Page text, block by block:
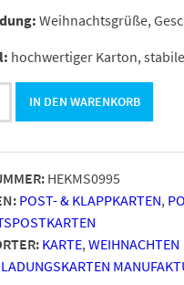
Weihnachtsgrüße,
hochwertiger Karton,
IN DEN WARENKORB
HEKMS0995
POST- & KLAPPKARTEN,
KARTE, WEIHNACHTEN